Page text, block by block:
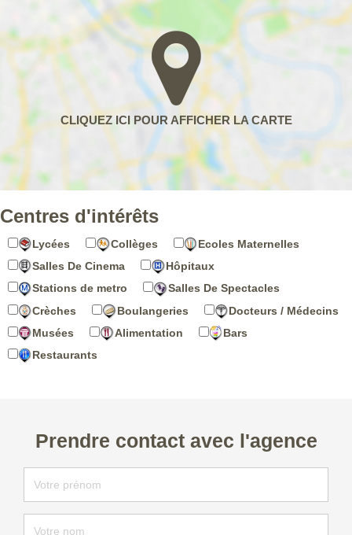
Centres d'intérêts
Lycées Collèges
Ecoles Maternelles
Salles De Cinema
Hôpitaux
Stations de metro
Salles De Spectacles
Crèches
Boulangeries
Docteurs / Médecins
Musées
Alimentation
Bars
Restaurants
Prendre contact avec l'agence